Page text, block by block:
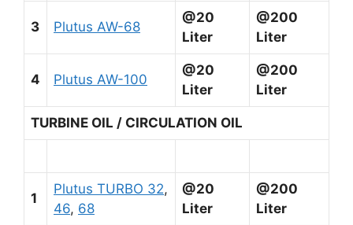
3 Plutus AW-68
@20
Liter
@200
Liter
4 Plutus AW-100
@20
Liter
@200
Liter
TURBINE OIL / CIRCULATION OIL
1
Plutus TURBO 32,
46, 68
@20
Liter
@200
Liter